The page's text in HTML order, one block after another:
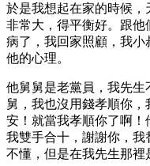
於是我想起在家的時候
非常大，得平衡好。跟
病了，我回家照顧，我
他的心理。
他舅舅是老黨員，我先生
舅，我也沒用錢孝順你
安！就當我孝順你了啊
我雙手合十，謝謝你，
不懂，但是在我先生那裡